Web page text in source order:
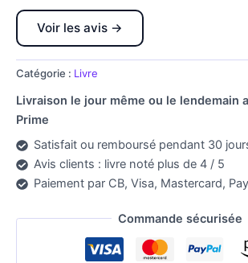
Voir les avis →
Catégorie : Livre
Livraison le jour même ou le lendemain
Prime
Satisfait ou remboursé pendant 30
Avis clients : livre noté plus de 4 / 5
Paiement par CB, Visa, Mastercard,
Commande sécurisée